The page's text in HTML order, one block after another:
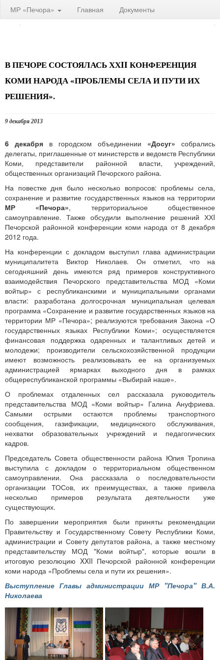
МР «Печора» Главная Документы
В ПЕЧОРЕ СОСТОЯЛАСЬ ХХII КОНФЕРЕНЦИЯ
КОМИ НАРОДА «ПРОБЛЕМЫ СЕЛА И ПУТИ ИХ
РЕШЕНИЯ».
9 декабря 2013
6 декабря в городском объединении «Досуг» собрались
делегаты, приглашенные от министерств и ведомств Республики
Коми, представители районной власти, учреждений,
общественных организаций Печорского района.
На повестке дня было несколько вопросов: проблемы села,
сохранение и развитие государственных языков на территории
МР «Печора», территориальное общественное
самоуправление. Также обсудили выполнение решений ХХI
Печорской районной конференции коми народа от 8 декабря
2012 года.
На конференции с докладом выступил глава администрации
муниципалитета Виктор Николаев. Он отметил, что на
сегодняшний день имеются ряд примеров конструктивного
взаимодействия Печорского представительства МОД «Коми
войтыр» с республиканскими и муниципальными органами
власти: разработана долгосрочная муниципальная целевая
программа «Сохранение и развитие государственных языков на
территории МР «Печора»; реализуются требования Закона «О
государственных языках Республики Коми»; осуществляется
финансовая поддержка одаренных и талантливых детей и
молодежи; производители сельскохозяйственной продукции
имеют возможность реализовывать ее на организуемых
администрацией ярмарках выходного дня в рамках
общереспубликанской программы «Выбирай наше».
О проблемах отдаленных сел рассказала руководитель
представительства МОД «Коми войтыр» Галина Ануфриева.
Самыми острыми остаются проблемы транспортного
сообщения, газификации, медицинского обслуживания,
нехватки образовательных учреждений и педагогических
кадров.
Председатель Совета общественности района Юлия Тропина
выступила с докладом о территориальном общественном
самоуправлении. Она рассказала о последовательности
организации ТОСов, их преимуществах, а также привела
несколько примеров результата деятельности уже
существующих.
По завершении мероприятия были приняты рекомендации
Правительству и Государственному Совету Республики Коми,
администрации и Совету депутатов района, а также местному
представительству МОД "Коми войтыр", которые вошли в
итоговую резолюцию XXII Печорской районной конференции
коми народа «Проблемы села и пути их решения».
Выступление Главы администрации МР "Печора" В.А.
Николаева